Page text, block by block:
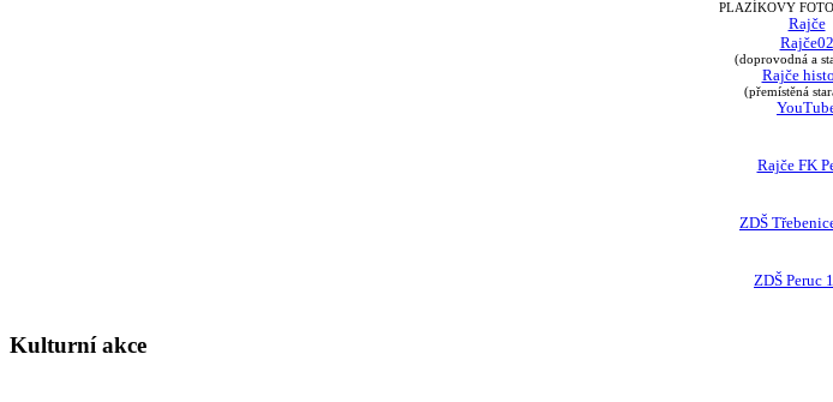
PLAZÍKOVY
Rajče
Rajče02
(doprovodná a
Rajče
(přemístěná
Rajče FK
ZDŠ
ZDŠ Peruc
Kulturní akce